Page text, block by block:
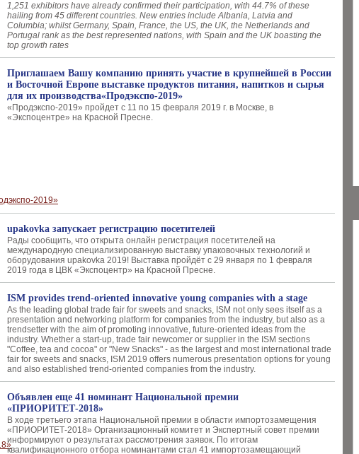
1,251 exhibitors have already confirmed their participation, with 44.7% of these
hailing from 45 different countries. New entries include Albania, Latvia and
Columbia; whilst Germany, Spain, France, the US, the UK, the Netherlands and
Portugal rank as the best represented nations, with Spain and the UK boasting the
top growth rates
Приглашаем Вашу компанию принять участие в крупнейшей в России
и Восточной Европе выставке продуктов питания, напитков и сырья
для их производства«Продэкспо-2019»
«Продэкспо-2019» пройдет с 11 по 15 февраля 2019 г. в Москве, в
«Экспоцентре» на Красной Пресне.
upakovka запускает регистрацию посетителей
Рады сообщить, что открыта онлайн регистрация посетителей на
международную специализированную выставку упаковочных технологий и
оборудования upakovka 2019! Выставка пройдёт с 29 января по 1 февраля
2019 года в ЦВК «Экспоцентр» на Красной Пресне.
ISM provides trend-oriented innovative young companies with a stage
As the leading global trade fair for sweets and snacks, ISM not only sees itself as a
presentation and networking platform for companies from the industry, but also as a
trendsetter with the aim of promoting innovative, future-oriented ideas from the
industry. Whether a start-up, trade fair newcomer or supplier in the ISM sections
"Coffee, tea and cocoa" or "New Snacks" - as the largest and most international trade
fair for sweets and snacks, ISM 2019 offers numerous presentation options for young
and also established trend-oriented companies from the industry.
Объявлен еще 41 номинант Национальной премии
«ПРИОРИТЕТ-2018»
В ходе третьего этапа Национальной премии в области импортозамещения
«ПРИОРИТЕТ-2018» Организационный комитет и Экспертный совет премии
информируют о результатах рассмотрения заявок. По итогам
квалификационного отбора номинантами стал 41 импортозамещающий